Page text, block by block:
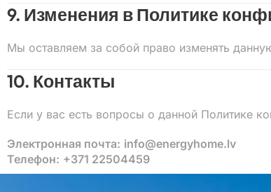
9. Изменения в Политике
Мы оставляем за собой право изменять
10. Контакты
Если у вас есть вопросы о данной Политике
Электронная почта: info@energyhome.lv
Телефон: +371 22504459